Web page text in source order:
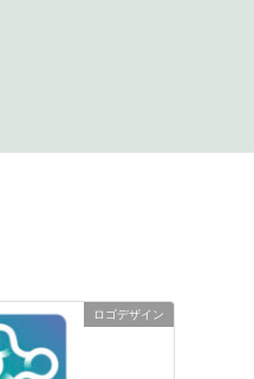
ロゴデザイン